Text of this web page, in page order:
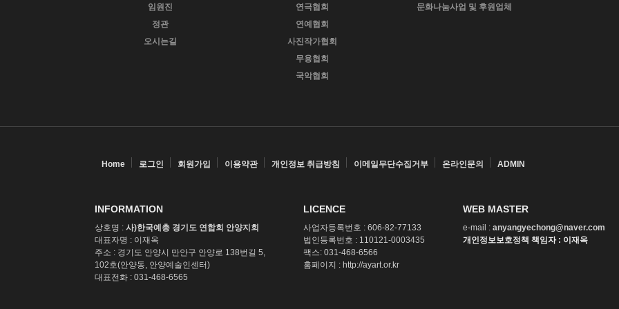
임원진
정관
오시는길
연극협회
연예협회
사진작가협회
무용협회
국악협회
문화나눔사업 및 후원업체
Home 로그인 회원가입 이용약관 개인정보 취급방침 이메일무단수집거부 온라인문의 ADMIN
INFORMATION
상호명 : 사)한국예총 경기도 연합회 안양지회
대표자명 : 이재옥
주소 : 경기도 안양시 만안구 안양로 138번길 5,
102호(안양동, 안양예술인센터)
대표전화 : 031-468-6565
LICENCE
사업자등록번호 : 606-82-77133
법인등록번호 : 110121-0003435
팩스: 031-468-6566
홈페이지 : http://ayart.or.kr
WEB MASTER
e-mail : anyangyechong@naver.com
개인정보보호정책 책임자 : 이재옥